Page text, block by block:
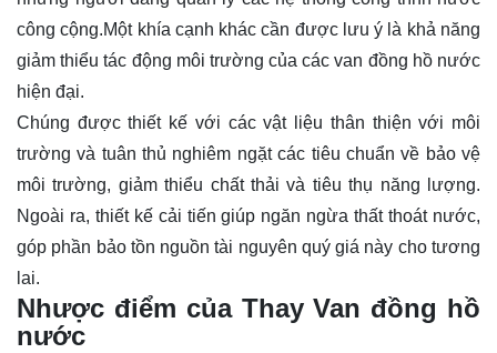
công cộng.Một khía cạnh khác cần được lưu ý là khả năng
giảm thiểu tác động môi trường của các van đồng hồ nước
hiện đại.
Chúng được thiết kế với các vật liệu thân thiện với môi
trường và tuân thủ nghiêm ngặt các tiêu chuẩn về bảo vệ
môi trường, giảm thiểu chất thải và tiêu thụ năng lượng.
Ngoài ra, thiết kế cải tiến giúp ngăn ngừa thất thoát nước,
góp phần bảo tồn nguồn tài nguyên quý giá này cho tương
lai.
Nhược điểm của Thay Van đồng hồ
nước